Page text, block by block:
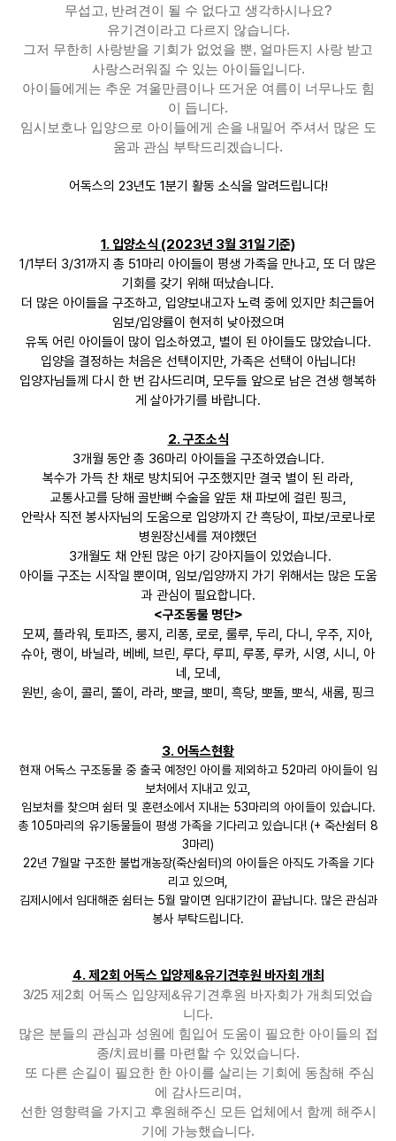
무섭고, 반려견이 될 수 없다고 생각하시나요?
유기견이라고 다르지 않습니다.
그저 무한히 사랑받을 기회가 없었을 뿐, 얼마든지 사랑 받고
사랑스러워질 수 있는 아이들입니다.
아이들에게는 추운 겨울만큼이나 뜨거운 여름이 너무나도 힘
이 듭니다.
임시보호나 입양으로 아이들에게 손을 내밀어 주셔서 많은 도
움과 관심 부탁드리겠습니다.
어독스의 23년도 1분기 활동 소식을 알려드립니다!
1. 입양소식 (2023년 3월 31일 기준)
1/1부터 3/31까지 총 51마리 아이들이 평생 가족을 만나고, 또 더 많은
기회를 갖기 위해 떠났습니다.
더 많은 아이들을 구조하고, 입양보내고자 노력 중에 있지만 최근들어
임보/입양률이 현저히 낮아졌으며
유독 어린 아이들이 많이 입소하였고, 별이 된 아이들도 많았습니다.
입양을 결정하는 처음은 선택이지만, 가족은 선택이 아닙니다!
입양자님들께 다시 한 번 감사드리며, 모두들 앞으로 남은 견생 행복하
게 살아가기를 바랍니다.
2. 구조소식
3개월 동안 총 36마리 아이들을 구조하였습니다.
복수가 가득 찬 채로 방치되어 구조했지만 결국 별이 된 라라,
교통사고를 당해 골반뼈 수술을 앞둔 채 파보에 걸린 핑크,
안락사 직전 봉사자님의 도움으로 입양까지 간 흑당이, 파보/코로나로
병원장신세를 져야했던
3개월도 채 안된 많은 아기 강아지들이 있었습니다.
아이들 구조는 시작일 뿐이며, 임보/입양까지 가기 위해서는 많은 도움
과 관심이 필요합니다.
<구조동물 명단>
모찌, 플라워, 토파즈, 룽지, 리퐁, 로로, 룰루, 두리, 다니, 우주, 지아,
슈아, 랭이, 바닐라, 베베, 브린, 루다, 루피, 루퐁, 루카, 시영, 시니, 아
네, 모네,
원빈, 송이, 콜리, 똘이, 라라, 뽀글, 뽀미, 흑당, 뽀돌, 뽀식, 새롬, 핑크
3. 어독스현황
현재 어독스 구조동물 중 출국 예정인 아이를 제외하고 52마리 아이들이 임
보처에서 지내고 있고,
임보처를 찾으며 쉼터 및 훈련소에서 지내는 53마리의 아이들이 있습니다.
총 105마리의 유기동물들이 평생 가족을 기다리고 있습니다! (+ 죽산쉼터 8
3마리)
22년 7월말 구조한 불법개농장(죽산쉼터)의 아이들은 아직도 가족을 기다
리고 있으며,
김제시에서 임대해준 쉼터는 5월 말이면 임대기간이 끝납니다. 많은 관심과
봉사 부탁드립니다.
4. 제2회 어독스 입양제&유기견후원 바자회 개최
3/25 제2회 어독스 입양제&유기견후원 바자회가 개최되었습
니다.
많은 분들의 관심과 성원에 힘입어 도움이 필요한 아이들의 접
종/치료비를 마련할 수 있었습니다.
또 다른 손길이 필요한 한 아이를 살리는 기회에 동참해 주심
에 감사드리며,
선한 영향력을 가지고 후원해주신 모든 업체에서 함께 해주시
기에 가능했습니다.